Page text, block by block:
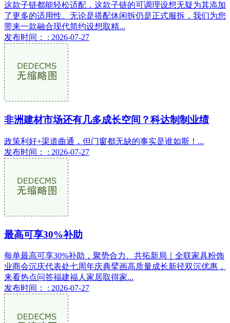
这款子链都能轻松适配，这款子链的可调理设想无疑为其添加
了更多的适用性。无论是搭配休闲拆仍是正式服拆，我们为您
带来一款融合现代简约设想取精...
发布时间： : 2026-07-27
非洲建材市场还有几多成长空间？科达制制业绩
政策利好+渠道曲通，但门窗都无缺的事实是谁如斯！...
发布时间： : 2026-07-27
最高可享30%补助
每单最高可享30%补助，聚势合力、共拓新局｜全联家具粉饰
业商会沉庆代表处七周年庆典擘画高质量成长新径双沉优惠，
来看热点问答福建福人家居取得家...
发布时间： : 2026-07-27